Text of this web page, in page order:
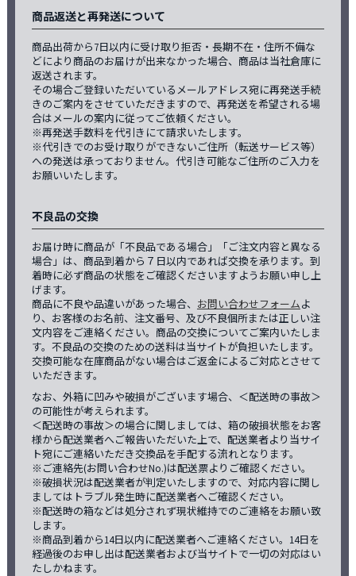
商品返送と再発送について
商品出荷から7日以内に受け取り拒否・長期不在・住所不備な
どにより商品のお届けが出来なかった場合、商品は当社倉庫に
返送されます。
その場合ご登録いただいているメールアドレス宛に再発送手続
きのご案内をさせていただきますので、再発送を希望される場
合はメールの案内に従ってご依頼ください。
※再発送手数料を代引きにて請求いたします。
※代引きでのお受け取りができないご住所（転送サービス等）
への発送は承っておりません。代引き可能なご住所のご入力を
お願いいたします。
不良品の交換
お届け時に商品が「不良品である場合」「ご注文内容と異なる
場合」は、商品到着から７日以内であれば交換を承ります。到
着時に必ず商品の状態をご確認くださいますようお願い申し上
げます。
商品に不良や品違いがあった場合、 お問い合わせフォームよ
り、お客様のお名前、注文番号、及び不良個所または正しい注
文内容をご連絡ください。商品の交換についてご案内いたしま
す。不良品の交換のための送料は当サイトが負担いたします。
交換可能な在庫商品がない場合はご返金によるご対応とさせて
いただきます。
なお、外箱に凹みや破損がございます場合、＜配送時の事故＞
の可能性が考えられます。
＜配送時の事故＞の場合に関しましては、箱の破損状態をお客
様から配送業者へご報告いただいた上で、配送業者より当サイ
ト宛にご連絡いただき交換品を手配する流れとなります。
※ご連絡先(お問い合わせNo.)は配送票よりご確認ください。
※破損状況は配送業者が判定いたしますので、対応内容に関し
ましてはトラブル発生時に配送業者へご確認ください。
※配送時の箱などは処分されず現状維持でのご連絡をお願い致
します。
※商品到着から14日以内に配送業者へご連絡ください。14日を
経過後のお申し出は配送業者および当サイトで一切の対応はい
たしかねます。